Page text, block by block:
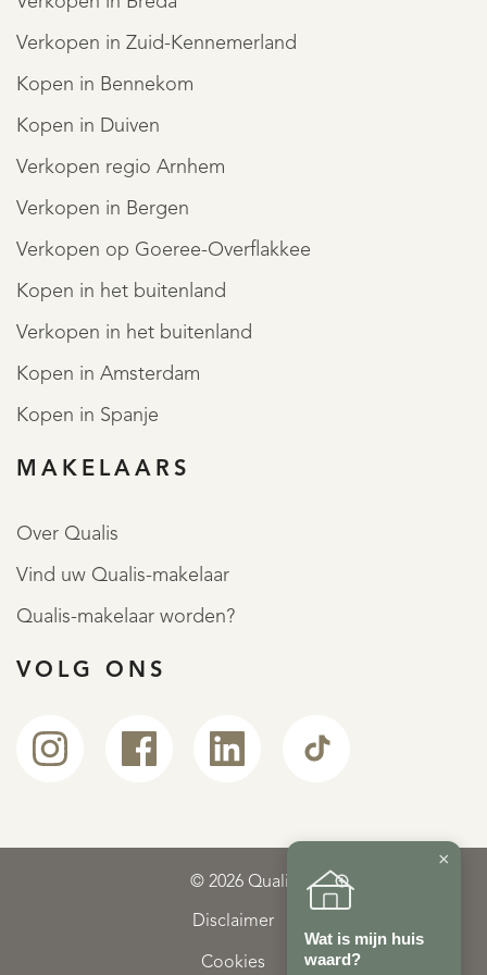
MEER LEZEN
MINDER LEZEN
Verkopen in Zuid-Kennemerland
Kopen in Bennekom
Kopen in Duiven
Verkopen regio Arnhem
Verkopen in Bergen
Verkopen op Goeree-Overflakkee
Kopen in het buitenland
Verkopen in het buitenland
Kopen in Amsterdam
Kopen in Spanje
MAKELAARS
Over Qualis
Vind uw Qualis-makelaar
Qualis-makelaar worden?
VOLG ONS
© 2026 Qualis
Disclaimer
Cookies
×
Wat is mijn huis
waard?